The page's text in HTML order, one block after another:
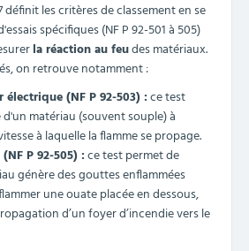
définit les critères de classement en se
spécifiques (NF P 92-501 à 505)
la réaction au feudes matériaux.
on retrouve notamment :
électrique (NF P 92-503) :ce test
matériau (souvent souple) à
à laquelle la flamme se propage.
P 92-505) :ce test permet de
génère des gouttes enflammées
une ouate placée en dessous,
d’un foyer d’incendie vers le